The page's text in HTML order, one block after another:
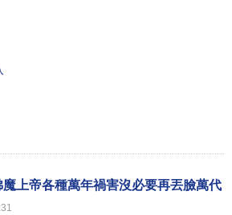
魔上帝各種萬年禍害沒必要再丟臉萬代
:31